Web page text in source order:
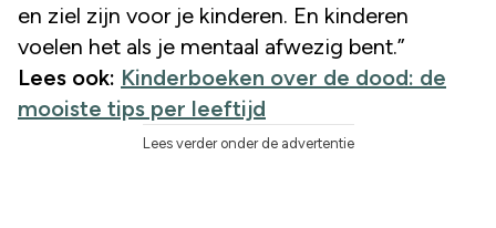
en ziel zijn voor je kinderen. En kinderen
voelen het als je mentaal afwezig bent.”
Lees ook: Kinderboeken over de dood: de
mooiste tips per leeftijd
Lees verder onder de advertentie